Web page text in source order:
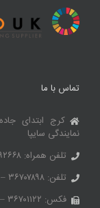
تماس با ما
کرج ابتدای
نمایندگی سایپا
تلفن همراه: ۰۹۱۰۶۹۹۲۶۶۸
تلفن: ۳۶۷۰۷۸۹۸ – ۰۲۶
فکس: ۳۶۷۰۱۱۲۲ – ۰۲۶